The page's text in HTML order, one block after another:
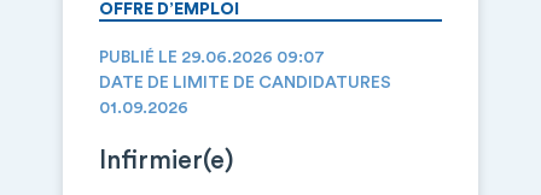
OFFRE D’EMPLOI
PUBLIÉ LE 29.06.2026 09:07
DATE DE LIMITE DE CANDIDATURES
01.09.2026
Infirmier(e)